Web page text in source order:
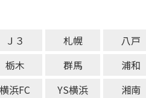
Ｊ３ 札幌 八戸
栃木 群馬 浦和
横浜FC YS横浜 湘南